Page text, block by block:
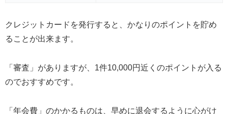
クレジットカードを発行すると、かなりのポイントを貯め
ることが出来ます。
「審査」がありますが、1件10,000円近くのポイントが入る
のでおすすめです。
「年会費」のかかるものは、早めに退会するように心がけ